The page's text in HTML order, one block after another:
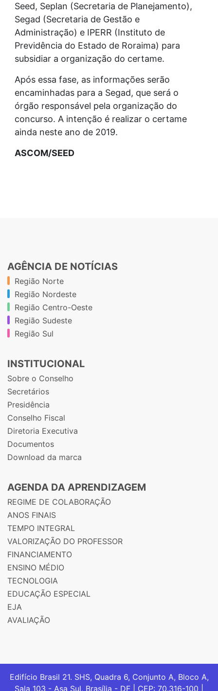
Seed, Seplan (Secretaria de Planejamento),
Segad (Secretaria de Gestão e
Administração) e IPERR (Instituto de
Previdência do Estado de Roraima) para
subsidiar a organização do certame.
Após essa fase, as informações serão
encaminhadas para a Segad, que será o
órgão responsável pela organização do
concurso. A intenção é realizar o certame
ainda neste ano de 2019.
ASCOM/SEED
AGÊNCIA DE NOTÍCIAS
Região Norte
Região Nordeste
Região Centro-Oeste
Região Sudeste
Região Sul
INSTITUCIONAL
Sobre o Conselho
Secretários
Presidência
Conselho Fiscal
Diretoria Executiva
Documentos
Download da marca
AGENDA DA APRENDIZAGEM
REGIME DE COLABORAÇÃO
ANOS FINAIS
TEMPO INTEGRAL
VALORIZAÇÃO DO PROFESSOR
FINANCIAMENTO
ENSINO MÉDIO
TECNOLOGIA
EDUCAÇÃO ESPECIAL
EJA
AVALIAÇÃO
Edifício Brasil 21. SHS, Quadra 6, Conjunto A, Bloco A,
Sala 103 - Asa Sul, Brasília - DF | CEP: 70.316-100 |